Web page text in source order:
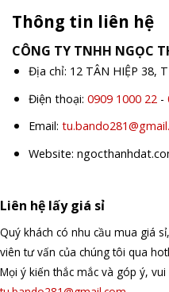
Thông tin liên hệ
CÔNG TY TNHH NGỌC
Địa chỉ: 12 TÂN HIỆP 38,
Điện thoại: 0909 1000 22-
Email:
Website:
Liên hệ lấy giá sỉ
Quý khách có nhu cầu mua giá
viên tư vấn của chúng tôi qua
Mọi ý kiến thắc mắc và góp ý,